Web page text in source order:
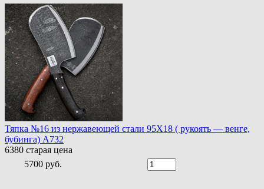
Тяпка №16 из нержавеющей стали 95Х18 ( рукоять — венге,
бубинга) A732
6380 старая цена
5700 руб.